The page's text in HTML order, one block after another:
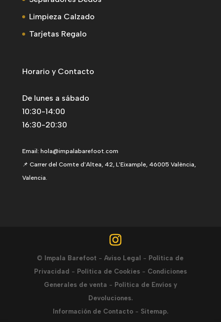
Limpieza Calzado
Tarjetas Regalo
Horario y Contacto
De lunes a sábado
10:30-14:00
16:30-20:30
Email: hola@impalabarefoot.com
📌 Carrer del Comte d'Altea, 42, L'Eixample, 46005 València,
Valencia.
© Impala Barefoot -Aviso Legal - Política de
Privacidad - Política de Cookies- Condiciones
Generales de venta - Política de Envíos y
Devoluciones.
Información de Contacto- Sitemap.